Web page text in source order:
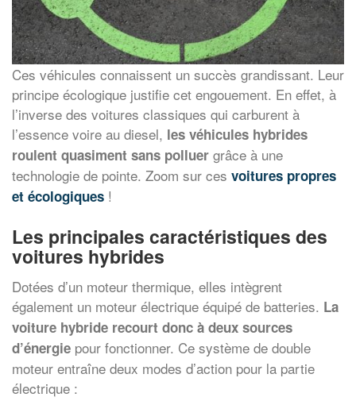
Ces véhicules connaissent un succès grandissant. Leur
principe écologique justifie cet engouement. En effet, à
l’inverse des voitures classiques qui carburent à
l’essence voire au diesel, les véhicules hybrides
roulent quasiment sans polluer grâce à une
technologie de pointe. Zoom sur ces voitures propres
et écologiques !
Les principales caractéristiques des
voitures hybrides
Dotées d’un moteur thermique, elles intègrent
également un moteur électrique équipé de batteries. La
voiture hybride recourt donc à deux sources
d’énergie pour fonctionner. Ce système de double
moteur entraîne deux modes d’action pour la partie
électrique :